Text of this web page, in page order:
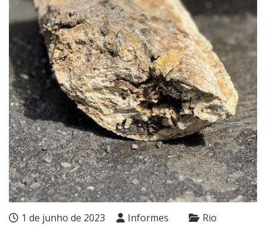
1 de junho de 2023 Informes Rio